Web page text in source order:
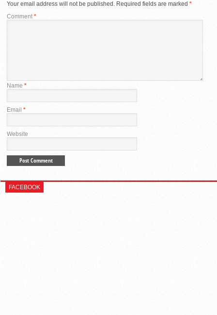
Your email address will not be published. Required fields are marked *
Comment*
Name *
Email *
Website
FACEBOOK